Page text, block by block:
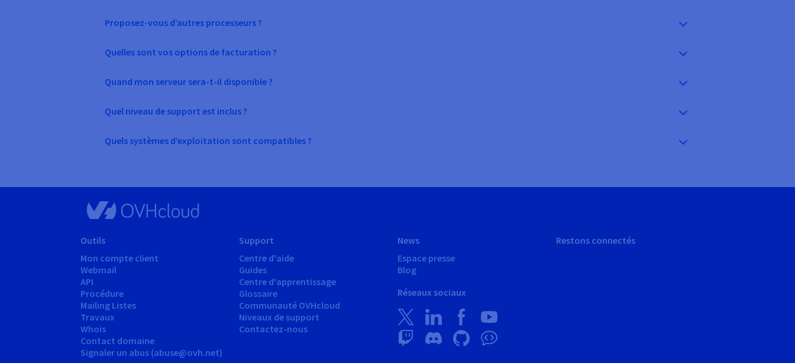
Proposez-vous d’autres processeurs ?
Quelles sont vos options de facturation ?
Quand mon serveur sera-t-il disponible ?
Quel niveau de support est inclus ?
Quels systèmes d’exploitation sont compatibles ?
Outils
Mon compte client
Webmail
API
Procédure
Mailing Listes
Travaux
Whois
Contact domaine
Signaler un abus (abuse@ovh.net)
Support
Centre d'aide
Guides
Centre d'apprentissage
Glossaire
Communauté OVHcloud
Niveaux de support
Contactez-nous
News
Espace presse
Blog
Réseaux sociaux
Restons connectés